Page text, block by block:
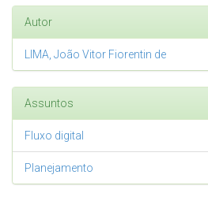
Autor
LIMA, João Vitor Fiorentin de
Assuntos
Fluxo digital
Planejamento